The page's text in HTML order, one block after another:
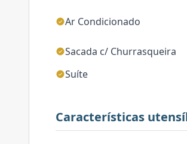
Ar Condicionado
Sacada c/ Churrasqueira
Suíte
Características